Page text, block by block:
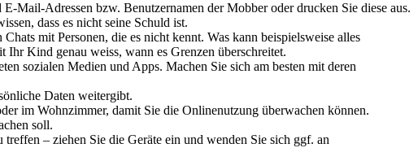
Mail-Adressen bzw. Benutzernamen der Mobber oder drucken Sie diese aus.
dass es nicht seine Schuld ist.
mit Personen, die es nicht kennt. Was kann beispielsweise alles
Ihr Kind genau weiss, wann es Grenzen überschreitet.
sozialen Medien und Apps. Machen Sie sich am besten mit deren
Daten weitergibt.
im Wohnzimmer, damit Sie die Onlinenutzung überwachen können.
soll.
treffen – ziehen Sie die Geräte ein und wenden Sie sich ggf. an